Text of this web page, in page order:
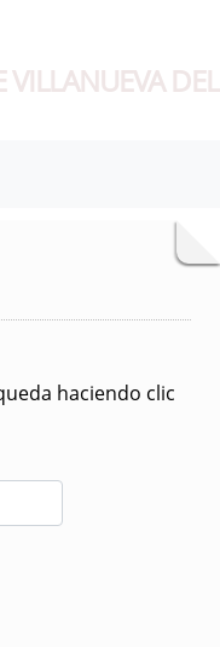
haciendo clic